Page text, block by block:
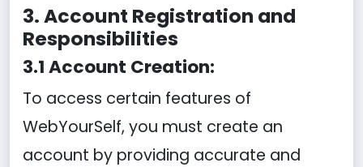
3. Account Registration and
Responsibilities
3.1 Account Creation:
To access certain features of
WebYourSelf, you must create an
account by providing accurate and